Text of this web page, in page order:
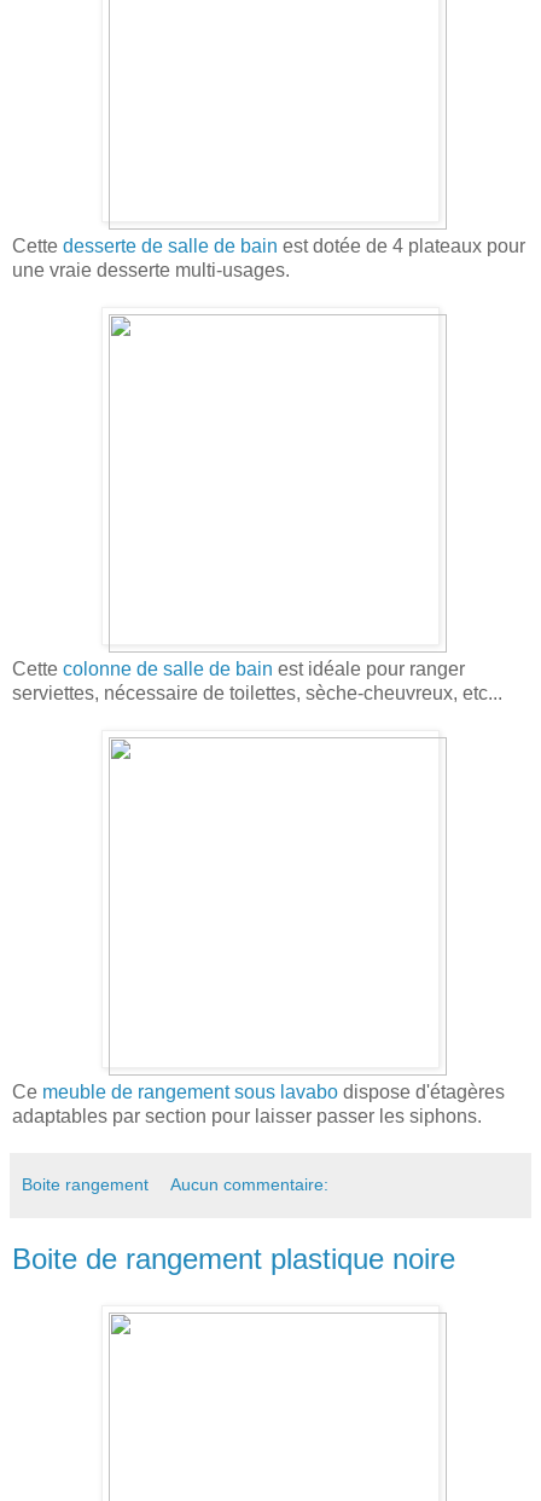
Cette desserte de salle de bain est dotée de 4 plateaux pour
une vraie desserte multi-usages.
Cette colonne de salle de bain est idéale pour ranger
serviettes, nécessaire de toilettes, sèche-cheuvreux, etc...
Ce meuble de rangement sous lavabo dispose d'étagères
adaptables par section pour laisser passer les siphons.
Boite rangement Aucun commentaire:
Boite de rangement plastique noire